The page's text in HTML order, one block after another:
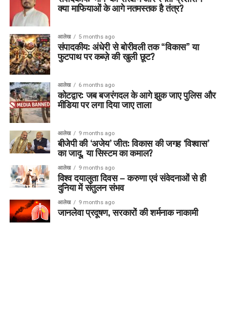
क्या माफियाओं के आगे नतमस्तक है तंत्र?
आलेख 5 months ago
संपादकीय: अंधेरी से बोरीवली तक “विकास” या
फुटपाथ पर कब्ज़े की खुली छूट?
आलेख 6 months ago
कोटद्वार: जब बजरंगदल के आगे झुक जाए पुलिस और
मीडिया पर लगा दिया जाए ताला
आलेख 9 months ago
बीजेपी की ‘अजेय’ जीत: विकास की जगह ‘विश्वास’
का जादू, या सिस्टम का कमाल?
आलेख 9 months ago
विश्व दयालुता दिवस – करुणा एवं संवेदनाओं से ही
दुनिया में संतुलन संभव
आलेख 9 months ago
जानलेवा प्रदूषण, सरकारों की शर्मनाक नाकामी